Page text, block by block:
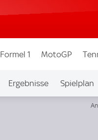
Formel 1 MotoGP
Ergebnisse Spielplan